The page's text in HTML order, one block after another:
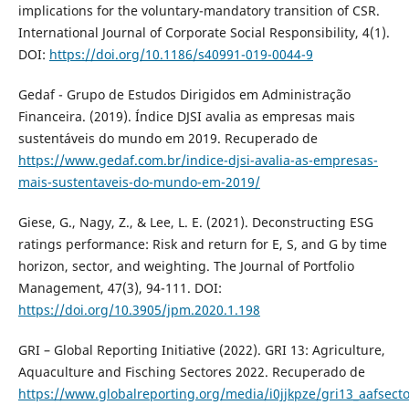
implications for the voluntary-mandatory transition of CSR.
International Journal of Corporate Social Responsibility, 4(1).
DOI: https://doi.org/10.1186/s40991-019-0044-9
Gedaf - Grupo de Estudos Dirigidos em Administração
Financeira. (2019). Índice DJSI avalia as empresas mais
sustentáveis do mundo em 2019. Recuperado de
https://www.gedaf.com.br/indice-djsi-avalia-as-empresas-
mais-sustentaveis-do-mundo-em-2019/
Giese, G., Nagy, Z., & Lee, L. E. (2021). Deconstructing ESG
ratings performance: Risk and return for E, S, and G by time
horizon, sector, and weighting. The Journal of Portfolio
Management, 47(3), 94-111. DOI:
https://doi.org/10.3905/jpm.2020.1.198
GRI – Global Reporting Initiative (2022). GRI 13: Agriculture,
Aquaculture and Fisching Sectores 2022. Recuperado de
https://www.globalreporting.org/media/i0jjkpze/